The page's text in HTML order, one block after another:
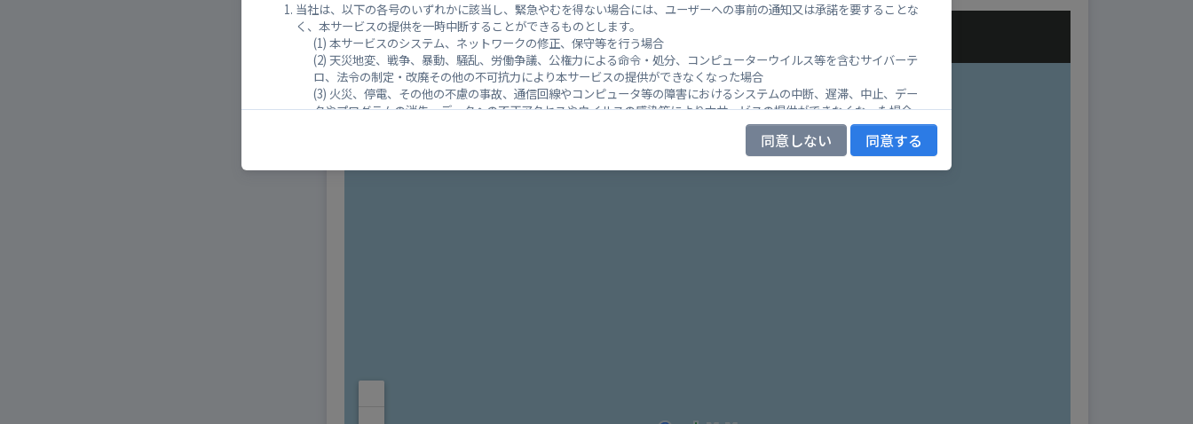
当社は、以下の各号のいずれかに該当し、緊急やむを得ない場合には、ユーザーへの事前の通知又は承諾を要することな
く、本サービスの提供を一時中断することができるものとします。
本サービスのシステム、ネットワークの修正、保守等を行う場合
天災地変、戦争、暴動、騒乱、労働争議、公権力による命令・処分、コンピューターウイルス等を含むサイバーテ
ロ、法令の制定・改廃その他の不可抗力により本サービスの提供ができなくなった場合
火災、停電、その他の不慮の事故、通信回線やコンピュータ等の障害におけるシステムの中断、遅滞、中止、デー
タやプログラムの消失、データへの不正アクセスやウイルスの感染等により本サービスの提供ができなくなった場合
電気通信事業者等がサービスの提供を一時中断することにより本サービスの提供ができなくなった場合
当社は、前項各号に定める事由のいずれかにより本サービスを一時中断したことにより、ユーザー又は第三者が損害を被
第１２条 （非保証）
同意しない 同意する